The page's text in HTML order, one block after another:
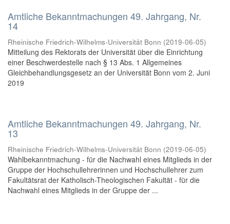
Amtliche Bekanntmachungen 49. Jahrgang, Nr.
14
Rheinische Friedrich-Wilhelms-Universität Bonn (2019-06-05)
Mitteilung des Rektorats der Universität über die Einrichtung
einer Beschwerdestelle nach § 13 Abs. 1 Allgemeines
Gleichbehandlungsgesetz an der Universität Bonn vom 2. Juni
2019
Amtliche Bekanntmachungen 49. Jahrgang, Nr.
13
Rheinische Friedrich-Wilhelms-Universität Bonn (2019-06-05)
Wahlbekanntmachung - für die Nachwahl eines Mitglieds in der
Gruppe der Hochschullehrerinnen und Hochschullehrer zum
Fakultätsrat der Katholisch-Theologischen Fakultät - für die
Nachwahl eines Mitglieds in der Gruppe der ...